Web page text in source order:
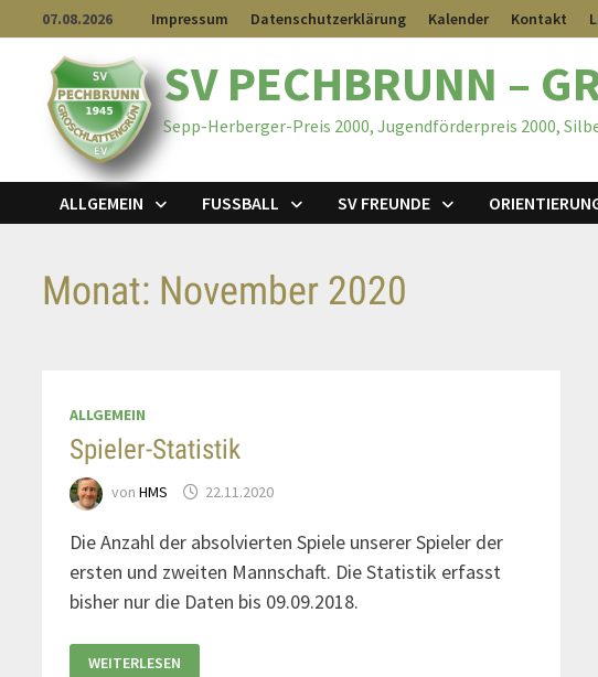
07.08.2026 Impressum Datenschutzerklärung Kalender Kontakt
SV PECHBRUNN –
Sepp-Herberger-Preis 2000, Jugendförderpreis 2000,
ALLGEMEIN FUSSBALL SV FREUNDE
Monat: November 2020
ALLGEMEIN
Spieler-Statistik
vonHMS 22.11.2020
Die Anzahl der absolvierten Spiele unserer Spieler der
ersten und zweiten Mannschaft. Die Statistik erfasst
bisher nur die Daten bis 09.09.2018.
WEITERLESEN